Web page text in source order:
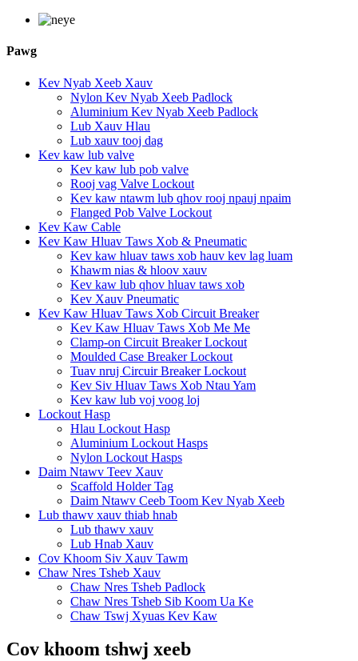
Pawg
Kev Nyab Xeeb Xauv
Nylon Kev Nyab Xeeb Padlock
Aluminium Kev Nyab Xeeb Padlock
Lub Xauv Hlau
Lub xauv tooj dag
Kev kaw lub valve
Kev kaw lub pob valve
Rooj vag Valve Lockout
Kev kaw ntawm lub qhov rooj npauj npaim
Flanged Pob Valve Lockout
Kev Kaw Cable
Kev Kaw Hluav Taws Xob & Pneumatic
Kev kaw hluav taws xob hauv kev lag luam
Khawm nias & hloov xauv
Kev kaw lub qhov hluav taws xob
Kev Xauv Pneumatic
Kev Kaw Hluav Taws Xob Circuit Breaker
Kev Kaw Hluav Taws Xob Me Me
Clamp-on Circuit Breaker Lockout
Moulded Case Breaker Lockout
Tuav nruj Circuir Breaker Lockout
Kev Siv Hluav Taws Xob Ntau Yam
Kev kaw lub voj voog loj
Lockout Hasp
Hlau Lockout Hasp
Aluminium Lockout Hasps
Nylon Lockout Hasps
Daim Ntawv Teev Xauv
Scaffold Holder Tag
Daim Ntawv Ceeb Toom Kev Nyab Xeeb
Lub thawv xauv thiab hnab
Lub thawv xauv
Lub Hnab Xauv
Cov Khoom Siv Xauv Tawm
Chaw Nres Tsheb Xauv
Chaw Nres Tsheb Padlock
Chaw Nres Tsheb Sib Koom Ua Ke
Chaw Tswj Xyuas Kev Kaw
Cov khoom tshwj xeeb